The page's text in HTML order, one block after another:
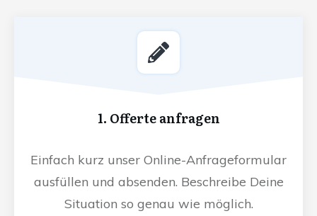
1. Offerte anfragen
Einfach kurz unser Online-Anfrageformular
ausfüllen und absenden. Beschreibe Deine
Situation so genau wie möglich.